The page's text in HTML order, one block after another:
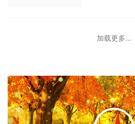
加载更多...